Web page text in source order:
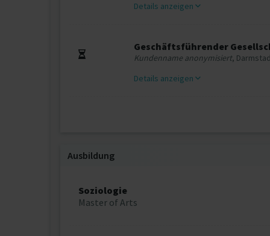
Details anzeigen
Geschäftsführender
Kundenname anonymisiert,
Details anzeigen
Ausbildung
Soziologie
Master of Arts